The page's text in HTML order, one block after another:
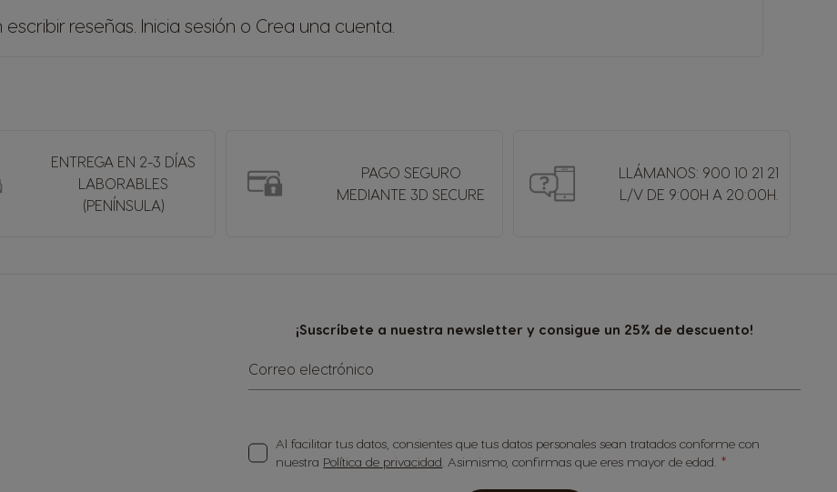
reseñas. Inicia sesión o Crea una cuenta
ENTREGA EN 2-3 DÍAS
LABORABLES
(PENÍNSULA)
PAGO SEGURO
MEDIANTE 3D SECURE
LLÁMANOS: 900 10 21 21
L/V DE 9:00H A 20:00H.
¡Suscríbete a nuestra newsletter y consigue un 25% de descuento!
Correo electrónico
Al facilitar tus datos, consientes que tus datos personales sean tratados conforme con
nuestra Política de privacidad . Asimismo, confirmas que eres mayor de edad.